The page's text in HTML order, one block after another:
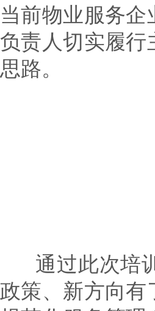
当前物业服务
负责人切实履行
思路。
通过此次培训
政策、新方向有